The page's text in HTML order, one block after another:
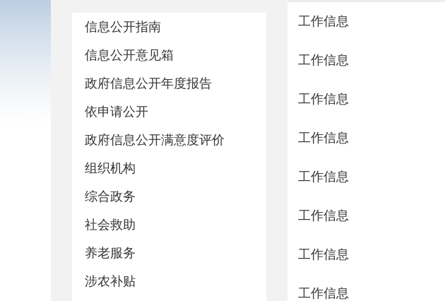
信息公开指南
信息公开意见箱
政府信息公开年度报告
依申请公开
政府信息公开满意度评价
组织机构
综合政务
社会救助
养老服务
涉农补贴
工作信息
工作信息
工作信息
工作信息
工作信息
工作信息
工作信息
工作信息